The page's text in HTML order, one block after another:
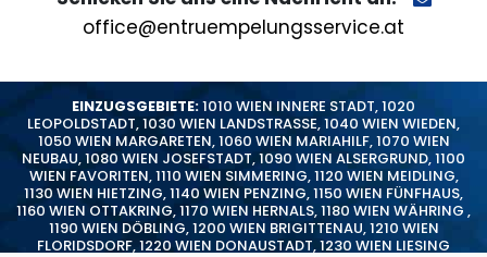
office@entruempelungsservice.at
EINZUGSGEBIETE:1010 WIEN INNERE STADT,1020
LEOPOLDSTADT,1030 WIEN LANDSTRASSE,1040 WIEN WIEDEN,
1050 WIEN MARGARETEN,1060 WIEN MARIAHILF,1070 WIEN
NEUBAU,1080 WIEN JOSEFSTADT,1090 WIEN ALSERGRUND,1100
WIEN FAVORITEN,1110 WIEN SIMMERING,1120 WIEN MEIDLING,
1130 WIEN HIETZING,1140 WIEN PENZING,1150 WIEN FÜNFHAUS,
1160 WIEN OTTAKRING,1170 WIEN HERNALS,1180 WIEN WÄHRING ,
1190 WIEN DÖBLING,1200 WIEN BRIGITTENAU,1210 WIEN
FLORIDSDORF,1220 WIEN DONAUSTADT,1230 WIEN LIESING